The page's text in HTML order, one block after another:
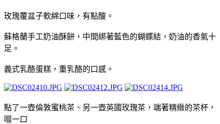
玫瑰覆盆子軟綿口味，有點酸。
蘇格蘭手工奶油酥餅，中間綁著藍色的蝴蝶結，奶油的香氣十
足。
義式乳酪蛋糕，重乳酪的口感。
點了一壺倫敦蜜桃茶、另一壺英國玫瑰茶，端著精緻的茶杯，
啜一口